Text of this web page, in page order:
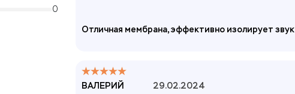
0
Отличная мембрана, эффективно изолирует звук
ВАЛЕРИЙ 29.02.2024